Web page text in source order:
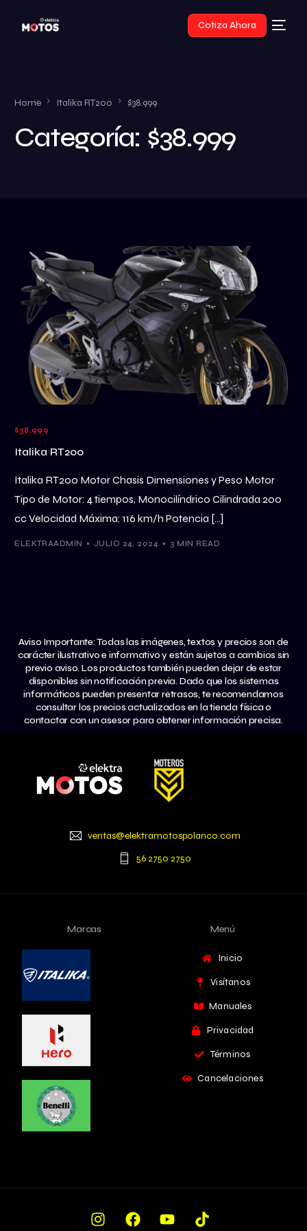
Cotiza Ahora
Home Italika RT200 $38.999
Categoría: $38.999
$38.999
Italika RT200
Italika RT200 Motor Chasis Dimensiones y Peso Motor
Tipo de Motor: 4 tiempos, Monocilíndrico Cilindrada 200
cc Velocidad Máxima: 116 km/h Potencia […]
ELEKTRAADMIN JULIO 24, 2024 3 MIN READ
Aviso Importante: Todas las imágenes, textos y precios son de
carácter ilustrativo e informativo y están sujetos a cambios sin
previo aviso. Los productos también pueden dejar de estar
disponibles sin notificación previa. Dado que los sistemas
informáticos pueden presentar retrasos, te recomendamos
consultar los precios actualizados en la tienda física o
contactar con un asesor para obtener información precisa.
ventas@elektramotospolanco.com
56 2750 2750
Marcas Menú
Inicio
Visítanos
Manuales
Privacidad
Términos
Cancelaciones